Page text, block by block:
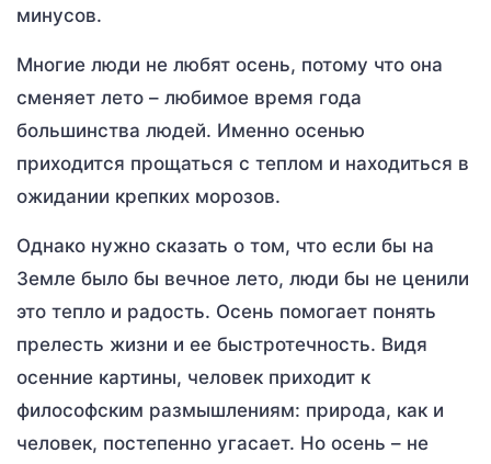
минусов.
Многие люди не любят осень, потому что она
сменяет лето – любимое время года
большинства людей. Именно осенью
приходится прощаться с теплом и находиться в
ожидании крепких морозов.
Однако нужно сказать о том, что если бы на
Земле было бы вечное лето, люди бы не ценили
это тепло и радость. Осень помогает понять
прелесть жизни и ее быстротечность. Видя
осенние картины, человек приходит к
философским размышлениям: природа, как и
человек, постепенно угасает. Но осень – не